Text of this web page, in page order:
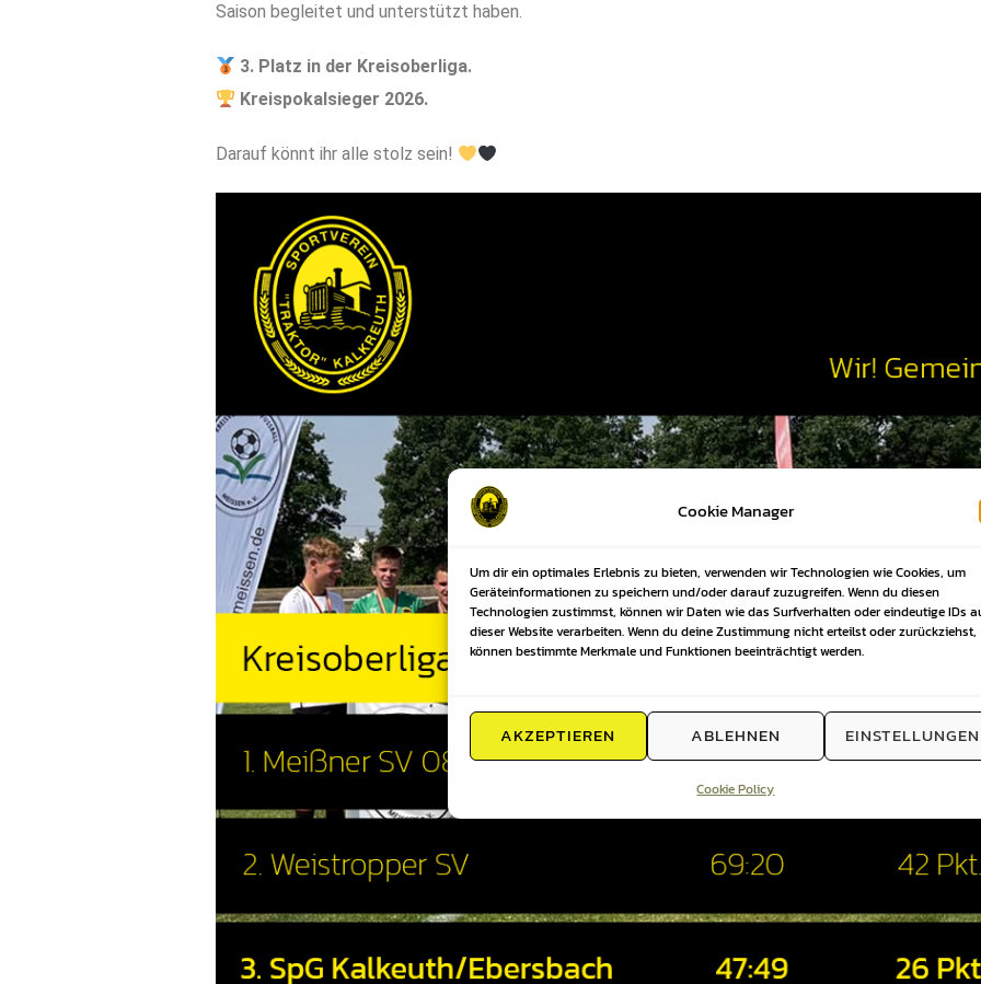
Cookie Manager
Um dir ein optimales Erlebnis zu bieten, verwenden wir Technologien wie Cookies, um
Geräteinformationen zu speichern und/oder darauf zuzugreifen. Wenn du diesen
Technologien zustimmst, können wir Daten wie das Surfverhalten oder eindeutige IDs
dieser Website verarbeiten. Wenn du deine Zustimmung nicht erteilst oder zurückziehst,
können bestimmte Merkmale und Funktionen beeinträchtigt werden.
AKZEPTIEREN ABLEHNEN EINSTELLUNGEN
Cookie Policy
Saison begleitet und unterstützt haben.
3. Platz in der Kreisoberliga.
Kreispokalsieger 2026.
Darauf könnt ihr alle stolz sein!